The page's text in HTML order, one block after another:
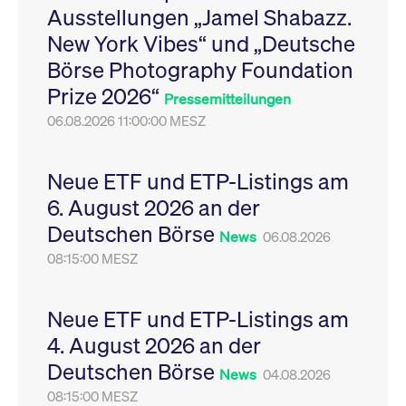
Ausstellungen „Jamel Shabazz.
New York Vibes“ und „Deutsche
Börse Photography Foundation
Prize 2026“ Pressemitteilungen
06.08.2026 11:00:00 MESZ
Neue ETF und ETP-Listings am
6. August 2026 an der
Deutschen Börse News 06.08.2026
08:15:00 MESZ
Neue ETF und ETP-Listings am
4. August 2026 an der
Deutschen Börse News 04.08.2026
08:15:00 MESZ
Leistung der Website
zu messen. Es handelt
sich um ein Muster-
Cookie, bei dem auf
das Präfix _pk_ses
eine kurze Reihe von
VISITOR_PRIVACY_METADATA
YouTube
.youtube.com
6
Monate
Dieses Cookie dient
Speicherung der
Einwilligungs- und
des Nutzers für ihre
Interaktion mit der
Sitzungen geehrt